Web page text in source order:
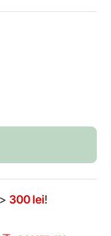
300 lei!